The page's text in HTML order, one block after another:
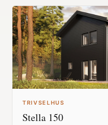
TRIVSELHUS
Stella 150